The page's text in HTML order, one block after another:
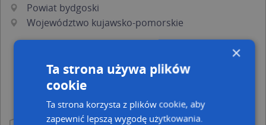
Powiat bydgoski
Województwo kujawsko-pomorskie
×
Ta strona używa plików
cookie
Ta strona korzysta z plików cookie, aby
zapewnić lepszą wygodę użytkowania.